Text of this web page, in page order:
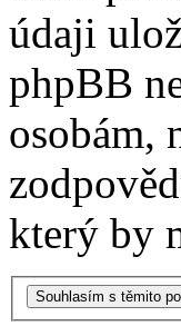
údaji
phpBB
osobám,
který by